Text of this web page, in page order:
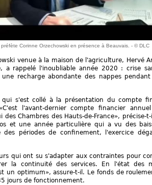
Corinne Orzechowski en présence à Beauvais. - © DLC
venue à la maison de l'agriculture, Hervé
a rappelé l'inoubliable année 2020 : crise
recharge abondante des nappes
qui s'est collé à la présentation du compte
l'avant-dernier compte financier
Chambres des Hauts-de-France», précise-t-
et une année particulière qui a vu des
périodes de confinement, l'exercice
qui ont su s'adapter aux contraintes pour
la continuité des services. En l'état des
un optimum», assure-t-il. Le fonds de
jours de fonctionnement.